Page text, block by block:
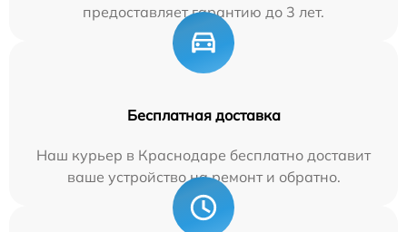
предоставляет гарантию до 3 лет.
Бесплатная доставка
Наш курьер в Краснодаре бесплатно доставит
ваше устройство на ремонт и обратно.